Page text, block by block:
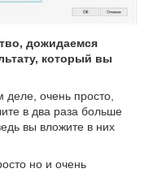
дожидаемся
который вы
деле, очень просто,
в два раза больше
вы вложите в них
но и очень